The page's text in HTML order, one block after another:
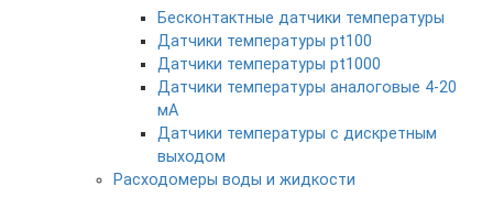
Бесконтактные датчики температуры
Датчики температуры pt100
Датчики температуры pt1000
Датчики температуры аналоговые 4-20
мА
Датчики температуры с дискретным
выходом
Расходомеры воды и жидкости